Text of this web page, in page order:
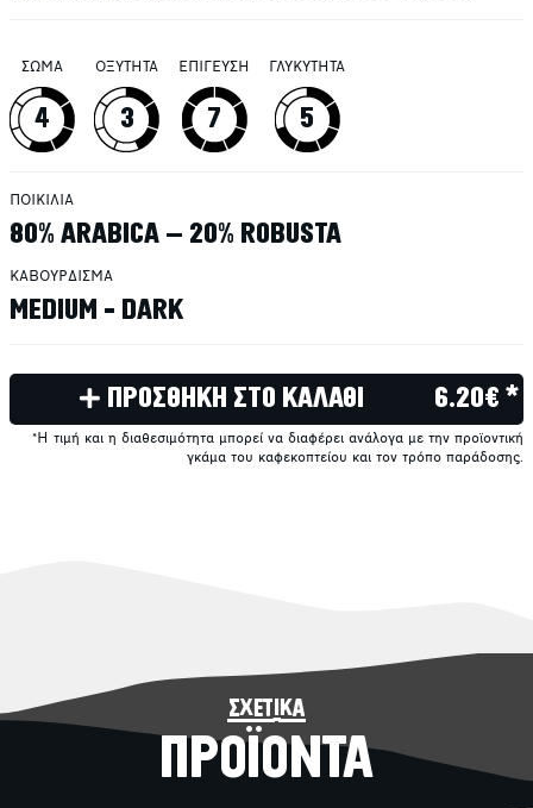
ΣΩΜΑ
4
ΟΞΥΤΗΤΑ
3
ΕΠΙΓΕΥΣΗ
7
ΓΛΥΚΥΤΗΤΑ
5
ΠΟΙΚΙΛΙΑ
80% ARABICA – 20% ROBUSTA
ΚΑΒΟΥΡΔΙΣΜΑ
MEDIUM - DARK
ΠΡΟΣΘΗΚΗ ΣΤΟ ΚΑΛΑΘΙ 6.20€ *
*Η τιμή και η διαθεσιμότητα μπορεί να διαφέρει ανάλογα με την προϊοντική
γκάμα του καφεκοπτείου και τον τρόπο παράδοσης.
σχετικά
ΠΡΟΪΟΝΤΑ